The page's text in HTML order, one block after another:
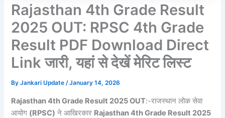
Rajasthan 4th Grade Result
2025 OUT: RPSC 4th Grade
Result PDF Download Direct
Link जारी, यहां से देखें मेरिट लिस्ट
ByJankari Update/January 14, 2026
Rajasthan 4th Grade Result 2025 OUT:-राजस्थान लोक सेवा
आयोग (RPSC) ने आखिरकार Rajasthan 4th Grade Result 2025